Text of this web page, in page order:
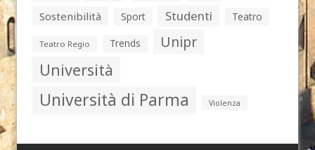
Sostenibilità Sport Studenti Teatro
Teatro Regio Trends Unipr
Università
Università di Parma Violenza